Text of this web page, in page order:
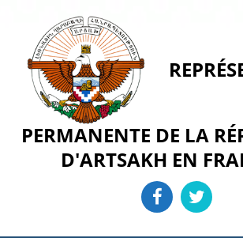
content
PERMANENTE DE LA
D'ARTSAKH EN